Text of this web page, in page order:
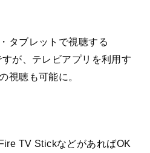
タブレットで視聴する
が、テレビアプリを利用す
視聴も可能に。
TV StickなどがあればOK